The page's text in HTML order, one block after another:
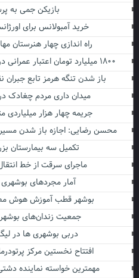
بازیکن جمی به
خرید آمبولانس برای
راه اندازی چهار هنرستان
۱۸۰۰ میلیارد تومان اعتبار عمرانی در راه و شهرسازی بوشهر جذب شد
باز شدن تنگه هرمز تابع جبران
میدان داری مردم چغادک
جریمه چهار هزار میلیاردی
محسن رضایی: اجازه باز شدن مسیر
تکمیل سه بیمارستان بزرگ
ماجرای سرقت از خط
آمار مجردهای بوشهری
بوشهر قطب آموزش هوش
جمعیت زندان‌های بوشهر ۱۰ درصد کاهش یافت
دربی بوشهری ها در
افتتاح نخستین مرکز
مهمترین خواسته نماینده